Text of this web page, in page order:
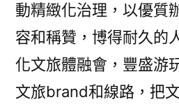
動精緻化治理，以優質
容和稱贊，博得耐久的
化文旅體融會，豐盛游
文旅brand和線路，把